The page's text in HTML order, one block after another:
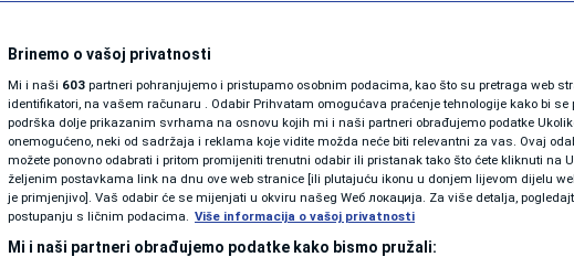
KOLUMNE
PODCAST
N1 SPECIJAL
FENOMENI
NEISTRAŽENO
due to security risk
mar. 2023. 12:22 | NEWS | komentara
izvor Više
Brinemo o vašoj privatnosti
Mi i naši 603 partneri pohranjujemo i pristupamo osobnim podacima, kao što su pretraga web
identifikatori, na vašem računaru . Odabir Prihvatam omogućava praćenje tehnologije kako bi se
podrška dolje prikazanim svrhama na osnovu kojih mi i naši partneri obrađujemo podatke
onemogućeno, neki od sadržaja i reklama koje vidite možda neće biti relevantni za vas. Ovaj
možete ponovno odabrati i pritom promijeniti trenutni odabir ili pristanak tako što ćete kliknuti na
željenim postavkama link na dnu ove web stranice [ili plutajuću ikonu u donjem lijevom dijelu
je primjenjivo]. Vaš odabir će se mijenjati u okviru našeg Wеб локација. Za više detalja,
postupanju s ličnim podacima. Više informacija o vašoj privatnosti
Mi i naši partneri obrađujemo podatke kako bismo pružali: